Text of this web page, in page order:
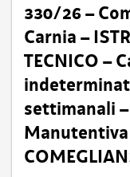
330/26 –
Carnia –
TECNICO –
settimanali –